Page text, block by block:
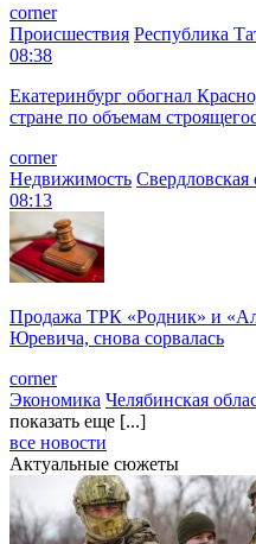
corner
Происшествия Республика
08:38
Екатеринбург обогнал
стране по объемам
corner
Недвижимость Свердловская
08:13
Продажа ТРК «Родник» и
Юревича, снова сорвалась
corner
Экономика Челябинская
показать еще [...]
все новости
Актуальные сюжеты